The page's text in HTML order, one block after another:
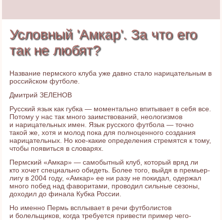
Условный 'Амкар'. За что его
так не любят?
Название пермского клуба уже давно стало нарицательным в
российском футболе.
Дмитрий ЗЕЛЕНОВ
Русский язык как губка — моментально впитывает в себя все.
Потому у нас так много заимствований, неологизмов
и нарицательных имен. Язык русского футбола — точно
такой же, хотя и молод пока для полноценного создания
нарицательных. Но кое-какие определения стремятся к тому,
чтобы появиться в словарях.
Пермский «Амкар» — самобытный клуб, который вряд ли
кто хочет специально обидеть. Более того, выйдя в премьер-
лигу в 2004 году, «Амкар» ее ни разу не покидал, одержал
много побед над фаворитами, проводил сильные сезоны,
доходил до финала Кубка России.
Но именно Пермь всплывает в речи футболистов
и болельщиков, когда требуется привести пример чего-